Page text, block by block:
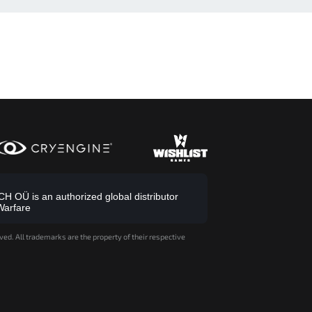
OÜ is an authorized global distributor
All trademarks are the property of their respective